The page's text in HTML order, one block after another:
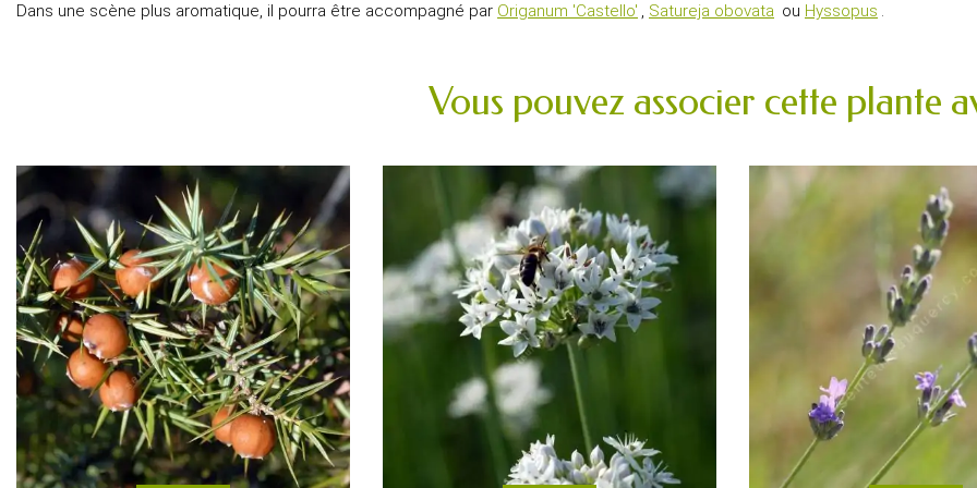
Dans une scène plus aromatique, il pourra être accompagné par Origanum 'Castello' , Satureja obovata ou Hyssopus .
Vous pouvez associer cette plante